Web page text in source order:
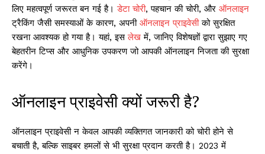
लिए महत्वपूर्ण जरूरत बन गई है।डेटा चोरी, पहचान की चोरी, और ऑनलाइन
ट्रैकिंग जैसी समस्याओं के कारण, अपनी ऑनलाइन प्राइवेसीको सुरक्षित
रखना आवश्यक हो गया है। यहां, इसलेख में, जानिए विशेषज्ञों द्वारा सुझाए गए
बेहतरीन टिप्स और आधुनिक उपकरण जो आपकी ऑनलाइन निजता की सुरक्षा
करेंगे।
ऑनलाइन प्राइवेसी क्यों जरूरी है?
ऑनलाइन प्राइवेसी न केवल आपकी व्यक्तिगत जानकारी को चोरी होने से
बचाती है, बल्कि साइबर हमलों से भी सुरक्षा प्रदान करती है। 2023 में